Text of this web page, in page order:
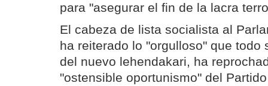
para "asegurar el fin de la lacra
El cabeza de lista socialista al
ha reiterado lo "orgulloso" que todo
del nuevo lehendakari, ha
"ostensible oportunismo" del